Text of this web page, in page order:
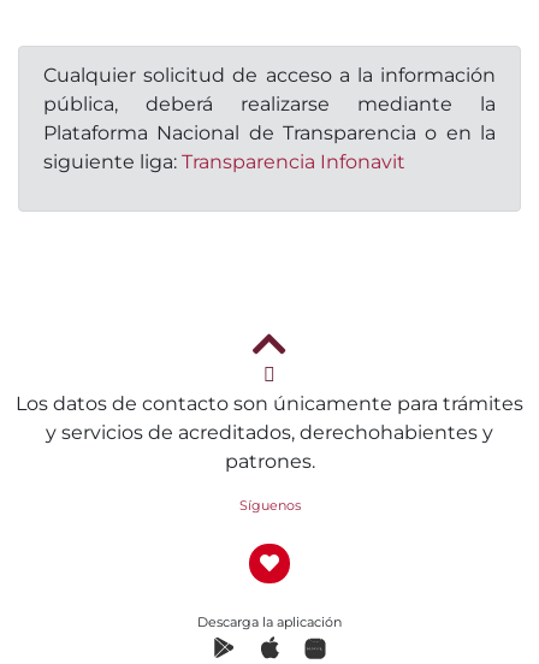
Cualquier solicitud de acceso a la información
pública, deberá realizarse mediante la
Plataforma Nacional de Transparencia o en la
siguiente liga: Transparencia Infonavit
Los datos de contacto son únicamente para trámites
y servicios de acreditados, derechohabientes y
patrones.
Síguenos
Descarga la aplicación